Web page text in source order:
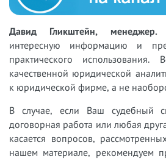
Давид Гликштейн, менеджер.
интересную информацию и
практического
качественной юридической
к юридической фирме, а не
В случае, если Ваш судебный
договорная работа или любая
касается вопросов,
нашем материале, рекомендуем